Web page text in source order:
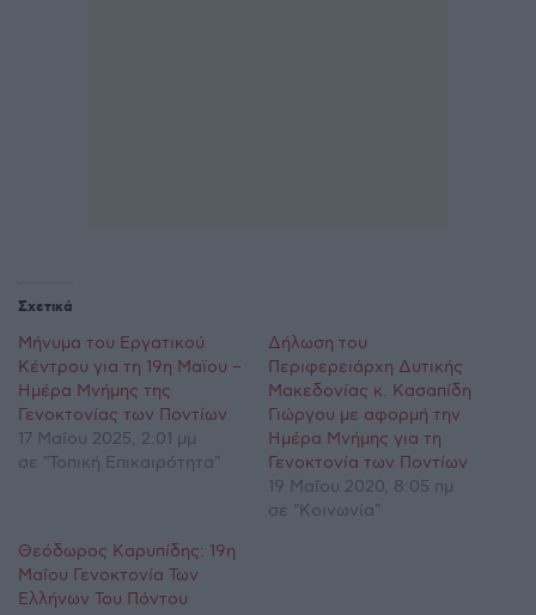
Σχετικά
Μήνυμα του Εργατικού
Κέντρου για τη 19η Μαϊου –
Ημέρα Μνήμης της
Γενοκτονίας των Ποντίων
17 Μαΐου 2025, 2:01 μμ
σε "Τοπική Επικαιρότητα"
Δήλωση του
Περιφερειάρχη Δυτικής
Μακεδονίας κ. Κασαπίδη
Γιώργου με αφορμή την
Ημέρα Μνήμης για τη
Γενοκτονία των Ποντίων
19 Μαΐου 2020, 8:05 πμ
σε "Κοινωνία"
Θεόδωρος Καρυπίδης: 19η
Μαΐου Γενοκτονία Των
Ελλήνων Του Πόντου